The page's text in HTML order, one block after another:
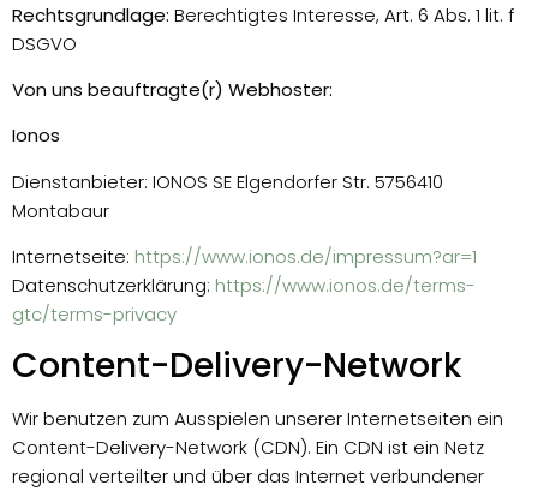
Rechtsgrundlage: Berechtigtes Interesse, Art. 6 Abs. 1 lit. f
DSGVO
Von uns beauftragte(r) Webhoster:
Ionos
Dienstanbieter: IONOS SE Elgendorfer Str. 5756410
Montabaur
Internetseite: https://www.ionos.de/impressum?ar=1
Datenschutzerklärung: https://www.ionos.de/terms-
gtc/terms-privacy
Content-Delivery-Network
Wir benutzen zum Ausspielen unserer Internetseiten ein
Content-Delivery-Network (CDN). Ein CDN ist ein Netz
regional verteilter und über das Internet verbundener